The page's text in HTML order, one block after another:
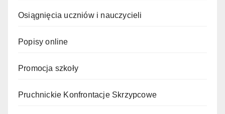
Osiągnięcia uczniów i nauczycieli
Popisy online
Promocja szkoły
Pruchnickie Konfrontacje Skrzypcowe